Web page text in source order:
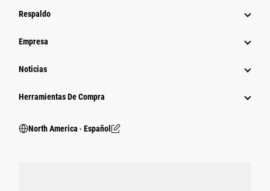
Respaldo
Empresa
Noticias
Herramientas De Compra
North America ‧ Español